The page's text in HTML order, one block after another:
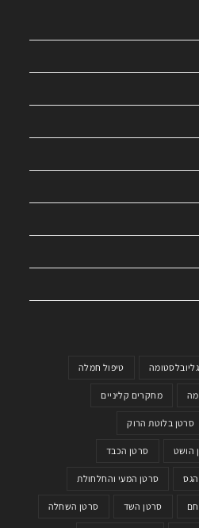
גליובלסטומה טיפול חמלה
מחקרים קליניים
סרטן בלוטת הרוק
הושט סרטן הכבד
סרטן המעי והחלחולת
סרטן השד סרטן השחלה